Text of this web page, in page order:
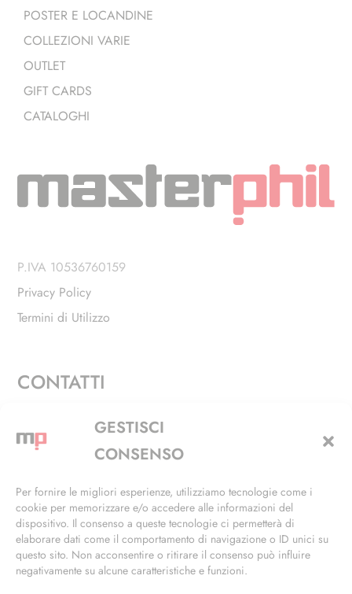
GESTISCI
CONSENSO
Per fornire le migliori esperienze, utilizziamo tecnologie come i
cookie per memorizzare e/o accedere alle informazioni del
dispositivo. Il consenso a queste tecnologie ci permetterà di
elaborare dati come il comportamento di navigazione o ID unici su
questo sito. Non acconsentire o ritirare il consenso può influire
negativamente su alcune caratteristiche e funzioni.
POSTER E LOCANDINE
COLLEZIONI VARIE
OUTLET
GIFT CARDS
CATALOGHI
P.IVA 10536760159
Privacy Policy
Termini di Utilizzo
CONTATTI
Via Alfieri, 27 - Trezzano Sul Naviglio (MI)
+39 02 4846 3155
info@masterphil.it